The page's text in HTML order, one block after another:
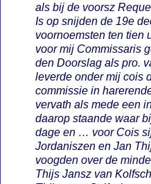
als bij de voorsz
Is op snijden de 19e
voornoemsten ten tien
voor mij Commissaris
den Doorslag als pro.
leverde onder mij cois
commissie in
vervath als mede een
daarop staande waar
dage en … voor Cois
Jordaniszen en Jan
voogden over de
Thijs Jansz van